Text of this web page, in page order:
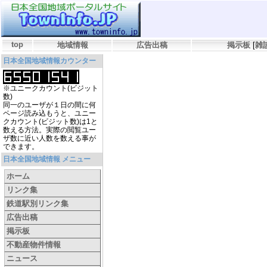
top 地域情報 広告出稿 掲示板 [雑
日本全国地域情報カウンター
※ユニークカウント(ビジット
数)
同一のユーザが１日の間に何
ページ読み込もうと、ユニー
クカウント(ビジット数)は1と
数える方法。実際の閲覧ユー
ザ数に近い人数を数える事が
できます。
日本全国地域情報 メニュー
ホーム
リンク集
鉄道駅別リンク集
広告出稿
掲示板
不動産物件情報
ニュース